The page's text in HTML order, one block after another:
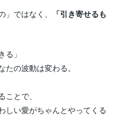
ではなく、
「引き寄せるも
る」
の波動は変わる。
とで、
しい愛がちゃんとやってくる